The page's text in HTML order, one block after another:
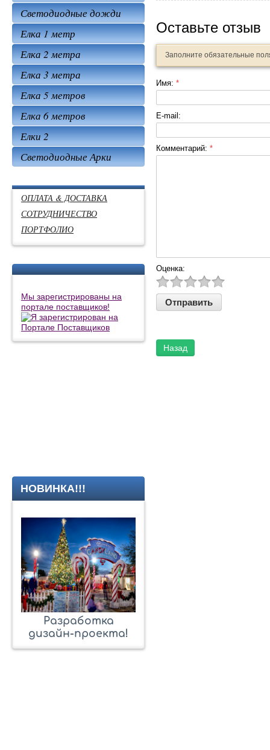
Светодиодные дожди
Елка 1 метр
Елка 2 метра
Елка 3 метра
Елка 5 метров
Елка 6 метров
Елки 2
Светодиодные Арки
ОПЛАТА & ДОСТАВКА
СОТРУДНИЧЕСТВО
ПОРТФОЛИО
Мы зарегистрированы на
портале поставщиков!
НОВИНКА!!!
Разработка
дизайн-проекта!
Оставьте отзыв
Заполните обязательные
Имя: *
E-mail:
Комментарий: *
Оценка:
Назад